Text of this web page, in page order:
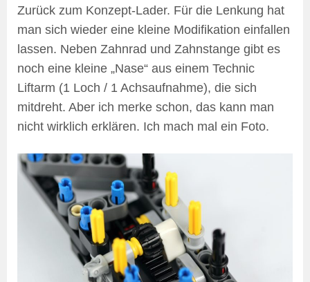
Zurück zum Konzept-Lader. Für die Lenkung hat
man sich wieder eine kleine Modifikation einfallen
lassen. Neben Zahnrad und Zahnstange gibt es
noch eine kleine „Nase“ aus einem Technic
Liftarm (1 Loch / 1 Achsaufnahme), die sich
mitdreht. Aber ich merke schon, das kann man
nicht wirklich erklären. Ich mach mal ein Foto.